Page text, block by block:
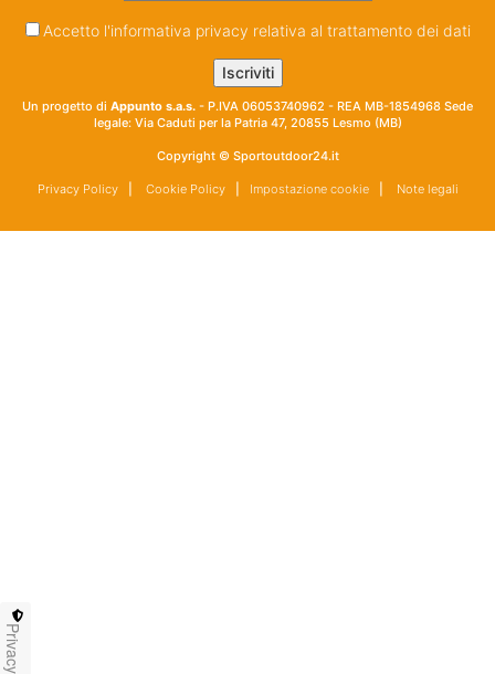
Accetto l'informativa privacy relativa al trattamento dei dati
Un progetto di Appunto s.a.s. - P.IVA 06053740962 - REA MB-1854968 Sede
legale: Via Caduti per la Patria 47, 20855 Lesmo (MB)
Copyright © Sportoutdoor24.it
Privacy Policy| Cookie Policy| Impostazione cookie| Note legali
Privacy